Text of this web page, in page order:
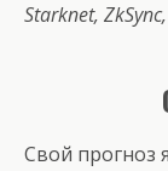
Starknet,
Свой прогноз я